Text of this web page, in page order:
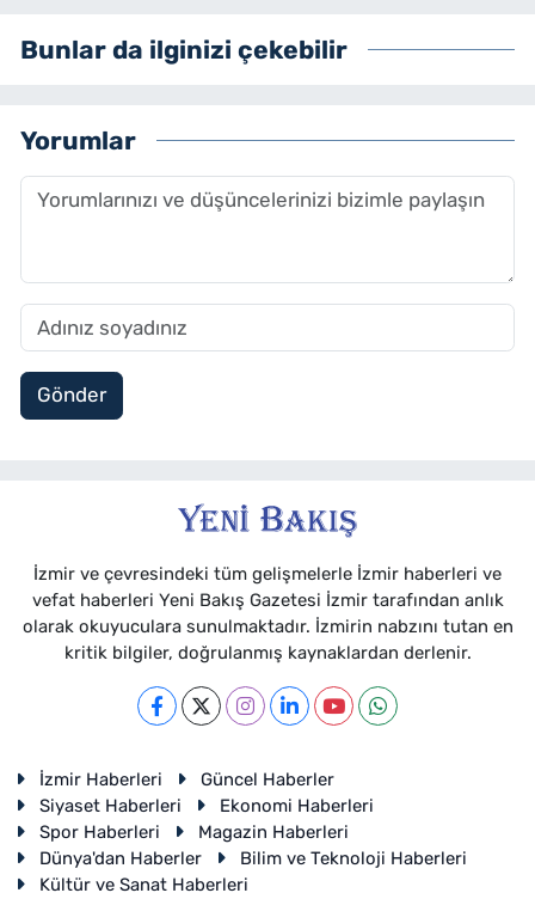
Bunlar da ilginizi çekebilir
Yorumlar
Gönder
İzmir ve çevresindeki tüm gelişmelerle İzmir haberleri ve
vefat haberleri Yeni Bakış Gazetesi İzmir tarafından anlık
olarak okuyuculara sunulmaktadır. İzmirin nabzını tutan en
kritik bilgiler, doğrulanmış kaynaklardan derlenir.
İzmir Haberleri
Güncel Haberler
Siyaset Haberleri
Ekonomi Haberleri
Spor Haberleri
Magazin Haberleri
Dünya'dan Haberler
Bilim ve Teknoloji Haberleri
Kültür ve Sanat Haberleri